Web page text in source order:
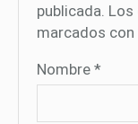
publicada. Los
marcados con
Nombre *